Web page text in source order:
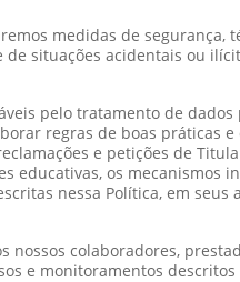
medidas de segurança,
situações acidentais ou
pelo tratamento de
regras de boas práticas
e petições de
educativas, os mecanismos
nessa Política, em seus
colaboradores,
e monitoramentos descritos